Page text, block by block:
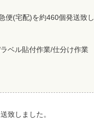
便(宅配)を約460個発送致し
ベル貼付作業/仕分け作業
致しました。